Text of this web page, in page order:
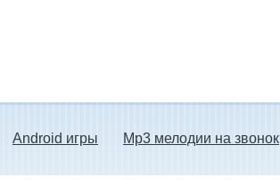
Android игры Mp3 мелодии на звонок